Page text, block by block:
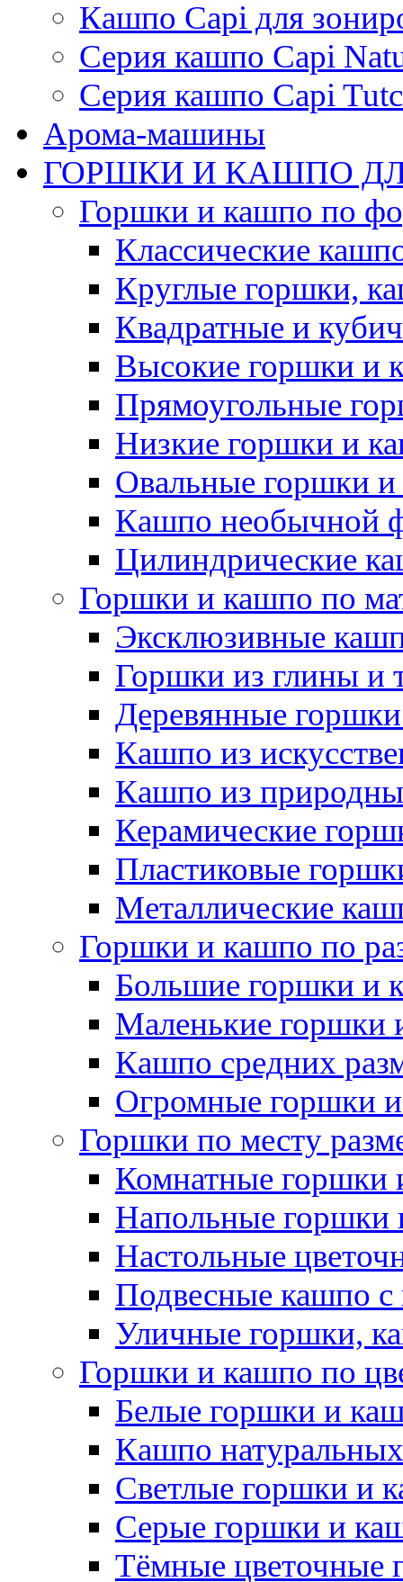
Кашпо Capi для
Серия кашпо Capi
Серия кашпо Capi
Арома-машины
ГОРШКИ И КАШПО
Горшки и кашпо по
Классические
Круглые горшки,
Квадратные и
Высокие горшки и
Прямоугольные
Низкие горшки и
Овальные горшки
Кашпо необычной
Цилиндрические
Горшки и кашпо по
Эксклюзивные
Горшки из глины и
Деревянные
Кашпо из
Кашпо из
Керамические
Пластиковые
Металлические
Горшки и кашпо по
Большие горшки и
Маленькие горшки
Кашпо средних
Огромные горшки
Горшки по месту
Комнатные горшки
Напольные горшки
Настольные
Подвесные кашпо с
Уличные горшки,
Горшки и кашпо по
Белые горшки и
Кашпо
Светлые горшки и
Серые горшки и
Тёмные цветочные